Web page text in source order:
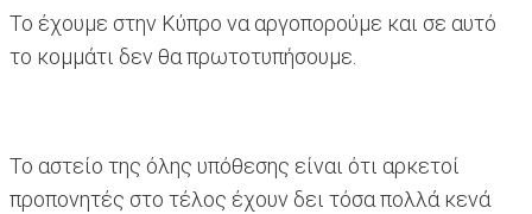
Το έχουμε στην Κύπρο να αργοπορούμε και σε αυτό
το κομμάτι δεν θα πρωτοτυπήσουμε.
Το αστείο της όλης υπόθεσης είναι ότι αρκετοί
προπονητές στο τέλος έχουν δει τόσα πολλά κενά